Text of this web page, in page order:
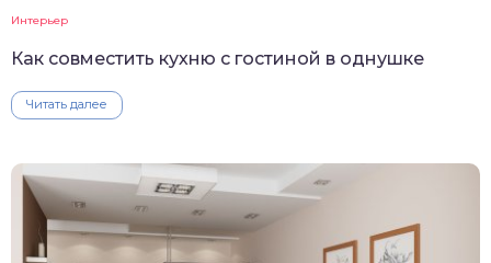
Интерьер
Как совместить кухню с гостиной в однушке
Читать далее